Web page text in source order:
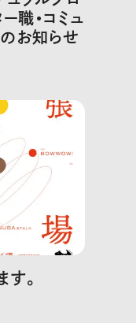
職・コミュ
お知らせ
す。